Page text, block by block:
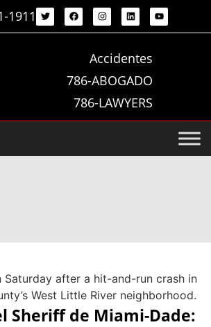
1911
Accidentes
786-ABOGADO
786-LAWYERS
Sheriff de Miami-Dade: